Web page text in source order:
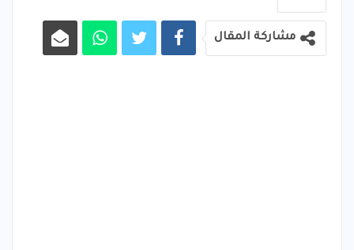
مشاركة المقال